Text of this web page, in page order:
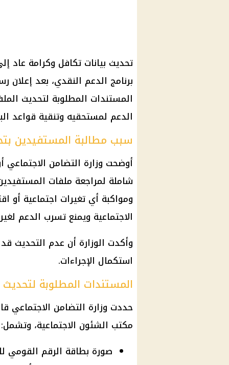
تحديث بيانات تكافل وكرامة عاد
برنامج الدعم النقدي، بعد
المستندات المطلوبة لتحديث
الدعم لمستحقيه وتنقية قواعد
سبب مطالبة المستفيدين
أوضحت وزارة التضامن
شاملة لمراجعة ملفات
ومواكبة أي تغيرات اجتماعية أو
الاجتماعية ويمنع تسرب الدعم
وأكدت الوزارة أن عدم
استكمال الإجراءات.
المستندات المطلوبة
حددت وزارة التضامن الاجتماعي
مكتب الشئون الاجتماعية، وتشمل:
صورة بطاقة الرقم القومي